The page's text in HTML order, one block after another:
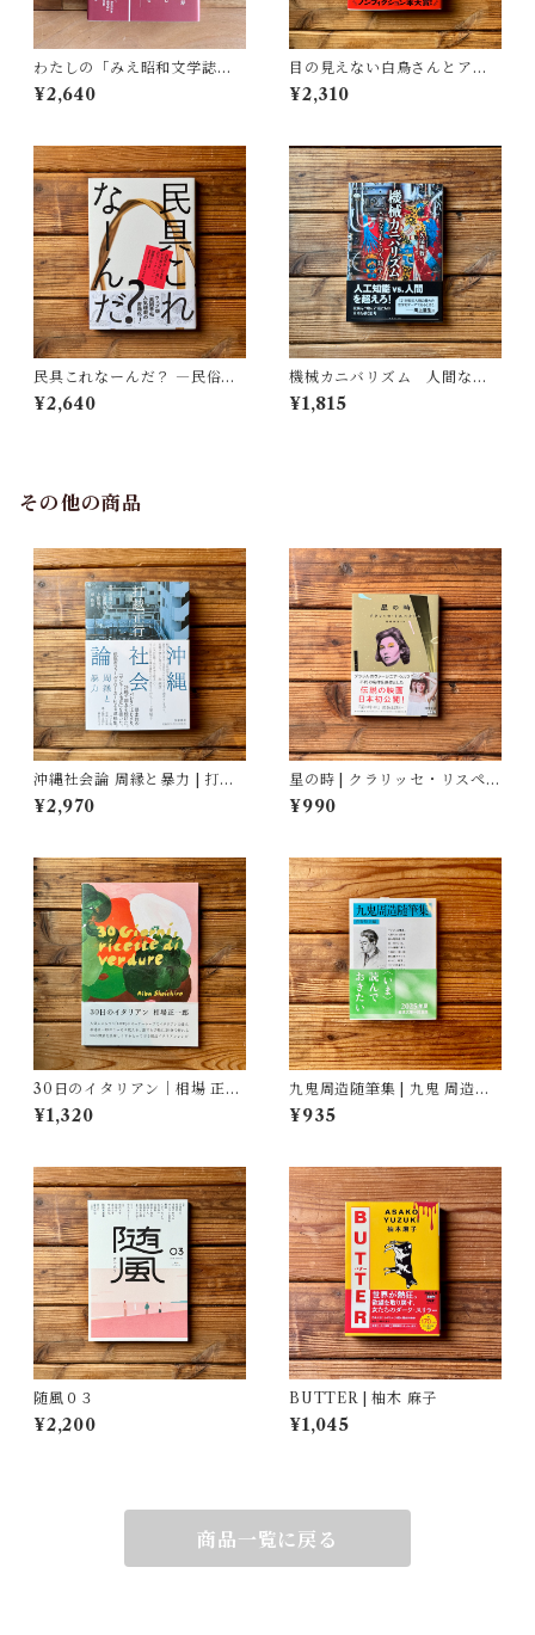
わたしの「みえ昭和文学誌」 |
藤田 明
¥2,640
目の見えない白鳥さんとアー
トを見にいく | 川内 有緒
¥2,310
民具これなーんだ？ ―民俗学
者・宮本常一が美術大学に遺
した民具コレクション | 加藤幸
¥2,640
機械カニバリズム 人間なき
あとの人類学へ｜久保 明教
¥1,815
その他の商品
沖縄社会論 周縁と暴力 | 打越
正行, 石岡 丈昇(解説), 上原 健
太郎(解説), 上間 陽子(解説),
¥2,970
星の時 | クラリッセ・リスペク
トル, 福嶋 伸洋(訳)
¥990
30日のイタリアン｜相場 正一
郎
¥1,320
九鬼周造随筆集 | 九鬼 周造
(著), 菅野 昭正(編)
¥935
随風０３
¥2,200
BUTTER | 柚木 麻子
¥1,045
商品一覧に戻る